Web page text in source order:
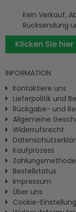
Kein Verkauf,
Rücksendung
Klicken Sie
INFORMATION
Kontaktiere uns
Lieferpolitik und
Rückgabe- und
Allgemeine
Widerrufsrecht
Kaufprozess
Bestellstatus
Impressum
Ûber uns
Cookie-